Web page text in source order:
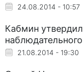
24.08.2014 - 10:57
Кабмин
21.08.2014 - 19:30